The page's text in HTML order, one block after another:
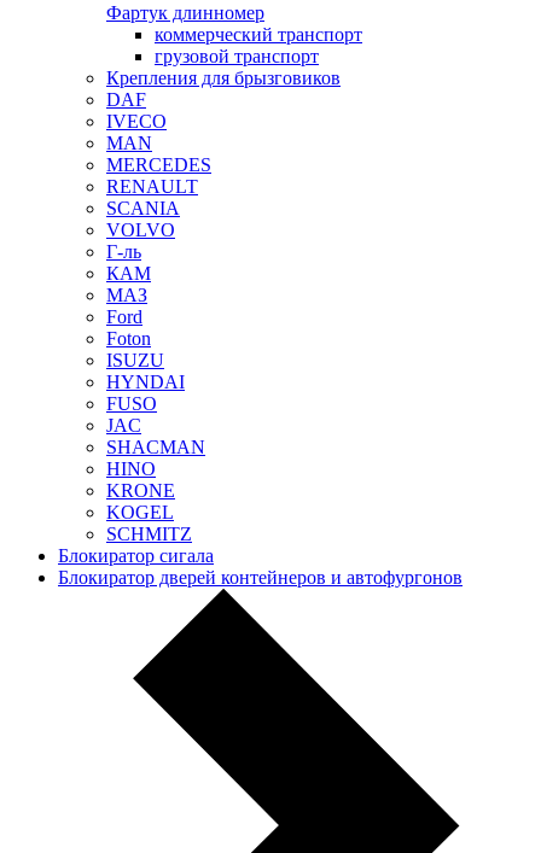
Фартук длинномер
коммерческий транспорт
грузовой транспорт
Крепления для брызговиков
DAF
IVECO
MAN
MERCEDES
RENAULT
SCANIA
VOLVO
Г-ль
КАМ
МАЗ
Ford
Foton
ISUZU
HYNDAI
FUSO
JAC
SHACMAN
HINO
KRONE
KOGEL
SCHMITZ
Блокиратор сигала
Блокиратор дверей контейнеров и автофургонов